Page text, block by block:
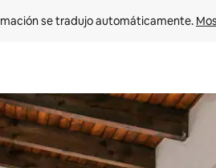
se tradujo automáticamente.